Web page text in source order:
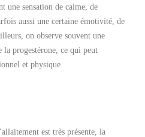
une sensation de calme, de
aussi une certaine émotivité, de
on observe souvent une
progestérone, ce qui peut
et physique.
est très présente, la